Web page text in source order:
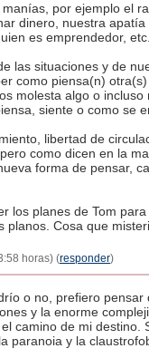
por ejemplo el
dinero, nuestra
es emprendedor,
las situaciones y de
como piensa(n)
molesta algo o
siente o como se
libertad de
como dicen en la
forma de pensar,
los planes de Tom
planos. Cosa que
horas) (responder)
o no, prefiero
y la enorme
camino de mi destino.
paranoia y la